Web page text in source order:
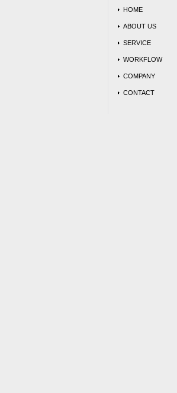
HOME
ABOUT US
SERVICE
WORKFLOW
COMPANY
CONTACT